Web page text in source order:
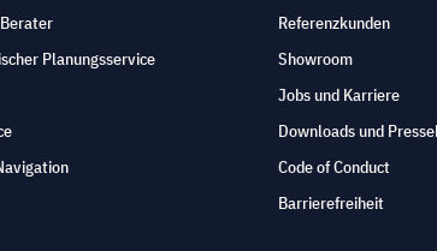
Planungsservice
Referenzkunden
Showroom
Jobs und Karriere
Downloads und
Code of Conduct
Barrierefreiheit